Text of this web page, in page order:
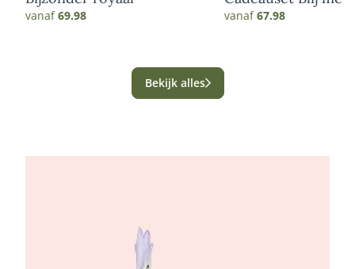
vanaf69.98 vanaf67.98
Bekijk alles